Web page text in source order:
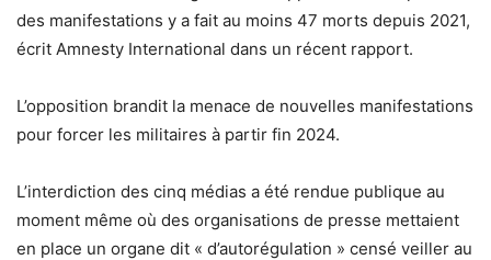
des manifestations y a fait au moins 47 morts depuis 2021,
écrit Amnesty International dans un récent rapport.
L’opposition brandit la menace de nouvelles manifestations
pour forcer les militaires à partir fin 2024.
L’interdiction des cinq médias a été rendue publique au
moment même où des organisations de presse mettaient
en place un organe dit « d’autorégulation » censé veiller au